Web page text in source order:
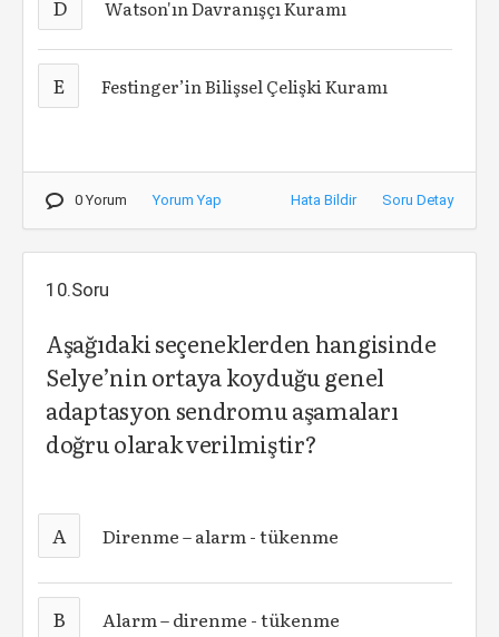
D Watson'ın Davranışçı Kuramı
E Festinger’in Bilişsel Çelişki Kuramı
0 Yorum Yorum Yap Hata Bildir Soru Detay
10.Soru
Aşağıdaki seçeneklerden hangisinde
Selye’nin ortaya koyduğu genel
adaptasyon sendromu aşamaları
doğru olarak verilmiştir?
A Direnme – alarm - tükenme
B Alarm – direnme - tükenme